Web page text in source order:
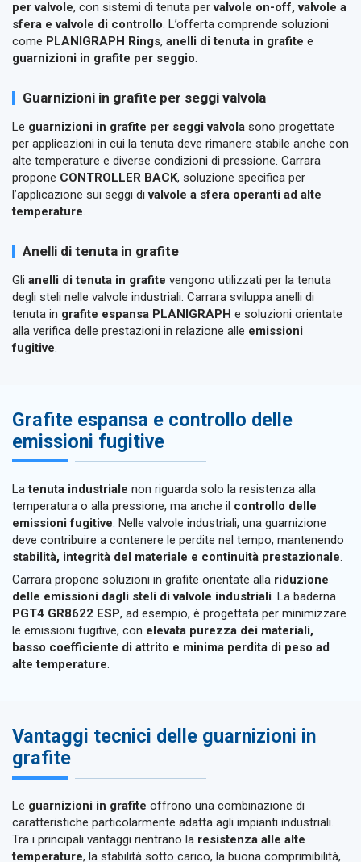
per valvole, con sistemi di tenuta pervalvole on-off, valvole a
sfera e valvole di controllo. L’offerta comprende soluzioni
come PLANIGRAPH Rings, anelli di tenuta in grafite e
guarnizioni in grafite per seggio.
Guarnizioni in grafite per seggi valvola
Le guarnizioni in grafite per seggi valvola sono progettate
per applicazioni in cui la tenuta deve rimanere stabile anche con
alte temperature e diverse condizioni di pressione. Carrara
propone CONTROLLER BACK, soluzione specifica per
l’applicazione sui seggi divalvole a sfera operanti ad alte
temperature.
Anelli di tenuta in grafite
Gli anelli di tenuta in grafite vengono utilizzati per la tenuta
degli steli nelle valvole industriali. Carrara sviluppa anelli di
tenuta in grafite espansa PLANIGRAPH e soluzioni orientate
alla verifica delle prestazioni in relazione alle emissioni
fugitive.
Grafite espansa e controllo delle
emissioni fugitive
Latenuta industriale non riguarda solo la resistenza alla
temperatura o alla pressione, ma anche il controllo delle
emissioni fugitive. Nelle valvole industriali, una guarnizione
deve contribuire a contenere le perdite nel tempo, mantenendo
stabilità, integrità del materiale e continuità prestazionale.
Carrara propone soluzioni in grafite orientate alla riduzione
delle emissioni dagli steli di valvole industriali. La baderna
PGT4 GR8622 ESP, ad esempio, è progettata per minimizzare
le emissioni fugitive, con elevata purezza dei materiali,
basso coefficiente di attrito e minima perdita di peso ad
alte temperature.
Vantaggi tecnici delle guarnizioni in
grafite
Le guarnizioni in grafite offrono una combinazione di
caratteristiche particolarmente adatta agli impianti industriali.
Tra i principali vantaggi rientrano la resistenza alle alte
temperature, la stabilità sotto carico, la buona comprimibilità,